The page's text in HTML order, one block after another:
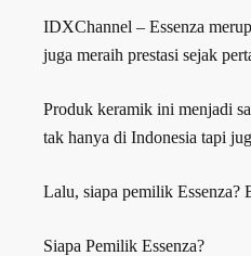
IDXChannel – Essenza
juga meraih prestasi sejak
Produk keramik ini menjadi
tak hanya di Indonesia tapi
Lalu, siapa pemilik Essenza?
Siapa Pemilik Essenza?